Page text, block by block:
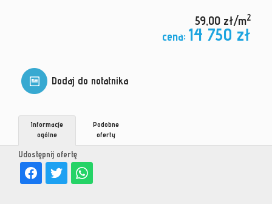
59,00 zł/m2
cena: 14 750 zł
Dodaj do notatnika
Udostępnij ofertę
Informacje
ogólne
Podobne
oferty